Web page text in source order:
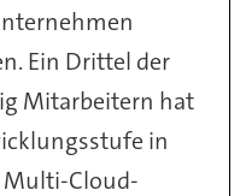
Ein Drittel der
Mitarbeitern hat
in
Cloud-